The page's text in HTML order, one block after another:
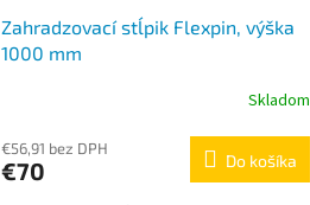
Zahradzovací stĺpik Flexpin, výška
1000 mm
produktu
je
Skladom
€56,91 bez DPH
€70 Do košíka